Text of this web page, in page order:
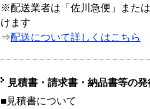
※配送業者は「佐川急便」また
けます
⇒配送について詳しくはこちら
見積書・請求書・納品書等の
■見積書について